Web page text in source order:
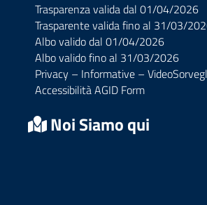
Trasparenza valida dal 01/04/2026
Trasparente valida fino al 31/03/
Albo valido dal 01/04/2026
Albo valido fino al 31/03/2026
Privacy – Informative –
Accessibilità AGID Form
Noi Siamo qui